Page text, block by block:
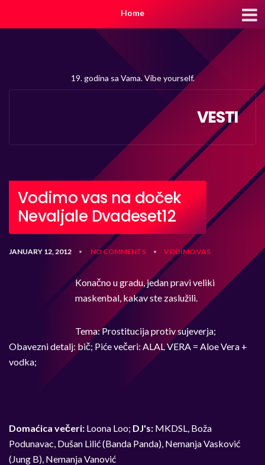
Home
19. godina sa Vama. Vibe yourself.
VESTI
Vodimo vas na doček
Nevaljale Dvadeset12
JANUARY 12, 2012 • NO COMMENTS • VODIMO VAS
Konačno u gradu, jedan pravi veliki
maskenbal, kakav ste zaslužili.
Tema: Prostitucija protiv sujeverja;
Obavezni detalj: bič; Piće večeri: ALAL VERA = Aloe Vera +
vodka;
Domaćica večeri: Loona Loo; DJ's: MKDSL, Boža
Podunavac, Dušan Lilić (Banda Panda), Nemanja Vasković
(Jung B), Nemanja Vanović